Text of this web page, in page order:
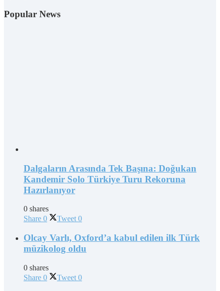
Popular News
Dalgaların Arasında Tek Başına: Doğukan
Kandemir Solo Türkiye Turu Rekoruna
Hazırlanıyor
0 shares
Share 0 Tweet 0
Olcay Varlı, Oxford’a kabul edilen ilk Türk
müzikolog oldu
0 shares
Share 0 Tweet 0